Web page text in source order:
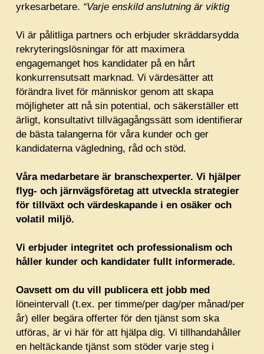
yrkesarbetare. “Varje enskild anslutning är viktig
Vi är pålitliga partners och erbjuder skräddarsydda
rekryteringslösningar för att maximera
engagemanget hos kandidater på en hårt
konkurrensutsatt marknad. Vi värdesätter att
förändra livet för människor genom att skapa
möjligheter att nå sin potential, och säkerställer ett
ärligt, konsultativt tillvägagångssätt som identifierar
de bästa talangerna för våra kunder och ger
kandidaterna vägledning, råd och stöd.
Våra medarbetare är branschexperter. Vi hjälper
flyg- och järnvägsföretag att utveckla strategier
för tillväxt och värdeskapande i en osäker och
volatil miljö.
Vi erbjuder integritet och professionalism och
håller kunder och kandidater fullt informerade.
Oavsett om du vill publicera ett jobb med
löneintervall (t.ex. per timme/per dag/per månad/per
år) eller begära offerter för den tjänst som ska
utföras, är vi här för att hjälpa dig. Vi tillhandahåller
en heltäckande tjänst som stöder varje steg i